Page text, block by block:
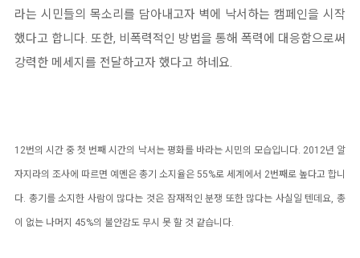
라는 시민들의 목소리를 담아내고자 벽에 낙서하는 캠페인을 시작
했다고 합니다. 또한, 비폭력적인 방법을 통해 폭력에 대응함으로써
강력한 메세지를 전달하고자 했다고 하네요.
12번의 시간 중 첫 번째 시간의 낙서는 평화를 바라는 시민의 모습입니다. 2012년 알
자지라의 조사에 따르면 예멘은 총기 소지율은 55%로 세계에서 2번째로 높다고 합니
다. 총기를 소지한 사람이 많다는 것은 잠재적인 분쟁 또한 많다는 사실일 텐데요, 총
이 없는 나머지 45%의 불안감도 무시 못 할 것 같습니다.